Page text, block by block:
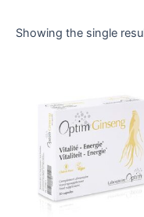
Showing the single